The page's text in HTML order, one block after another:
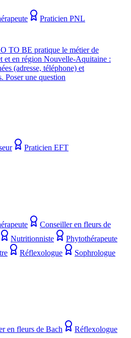
Praticien PNL
TO BE pratique le métier de
et en région Nouvelle-Aquitaine :
(adresse, téléphone) et
Poser une question
Praticien EFT
Conseiller en fleurs de
Nutritionniste
Phytothérapeute
Réflexologue
Sophrologue
en fleurs de Bach
Réflexologue